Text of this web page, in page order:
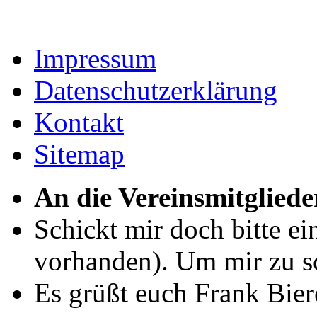
Impressum
Datenschutzerklärung
Kontakt
Sitemap
An die
Schickt mir doch bitte
vorhanden). Um mir zu
Es grüßt euch Frank